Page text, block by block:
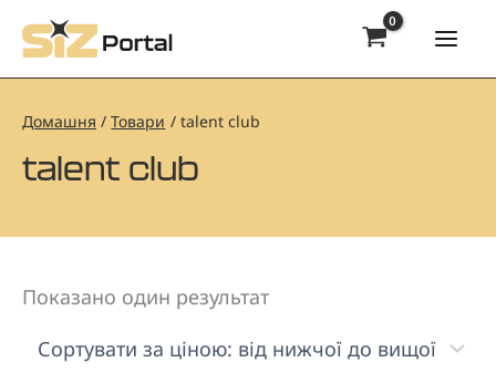
Перейти
до
вмісту
Домашня Товари talent club
talent club
Показано один результат